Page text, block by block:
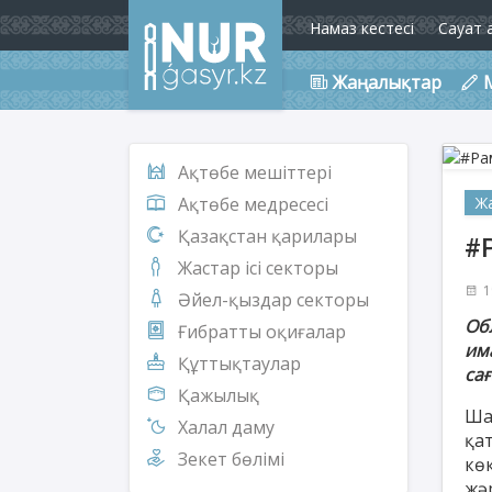
Намаз кестесі Сауат
Жаңалықтар
Ақтөбе мешіттері
Ақтөбе медресесі
Қазақстан қарилары
Жастар ісі секторы
Әйел-қыздар секторы
Ғибратты оқиғалар
Құттықтаулар
Қажылық
Халал даму
Зекет бөлімі